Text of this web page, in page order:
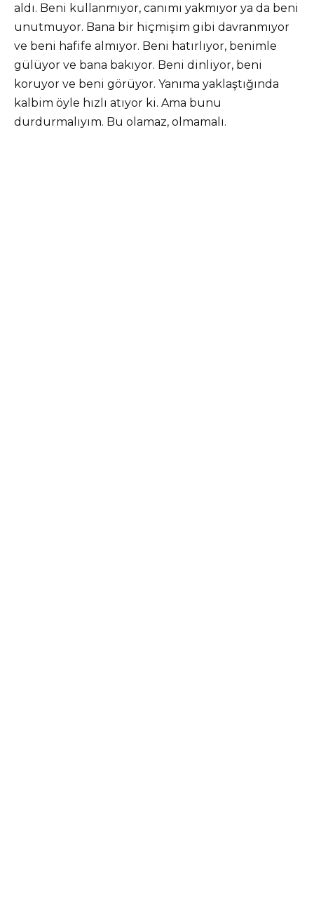
aldı. Beni kullanmıyor, canımı yakmıyor ya da beni
unutmuyor. Bana bir hiçmişim gibi davranmıyor
ve beni hafife almıyor. Beni hatırlıyor, benimle
gülüyor ve bana bakıyor. Beni dinliyor, beni
koruyor ve beni görüyor. Yanıma yaklaştığında
kalbim öyle hızlı atıyor ki. Ama bunu
durdurmalıyım. Bu olamaz, olmamalı.